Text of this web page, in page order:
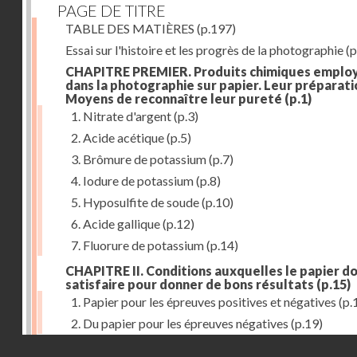
PAGE DE TITRE
TABLE DES MATIÈRES (p.197)
Essai sur l'histoire et les progrès de la photographie
CHAPITRE PREMIER. Produits chimiques
dans la photographie sur papier. Leur
Moyens de reconnaître leur pureté (p.1)
1. Nitrate d'argent(p.3)
2. Acide acétique(p.5)
3. Brômure de potassium(p.7)
4. Iodure de potassium(p.8)
5. Hyposulfite de soude(p.10)
6. Acide gallique(p.12)
7. Fluorure de potassium(p.14)
CHAPITRE II. Conditions auxquelles le papier
satisfaire pour donner de bons résultats (p.15)
1. Papier pour les épreuves positives et négatives
2. Du papier pour les épreuves négatives (p.19)